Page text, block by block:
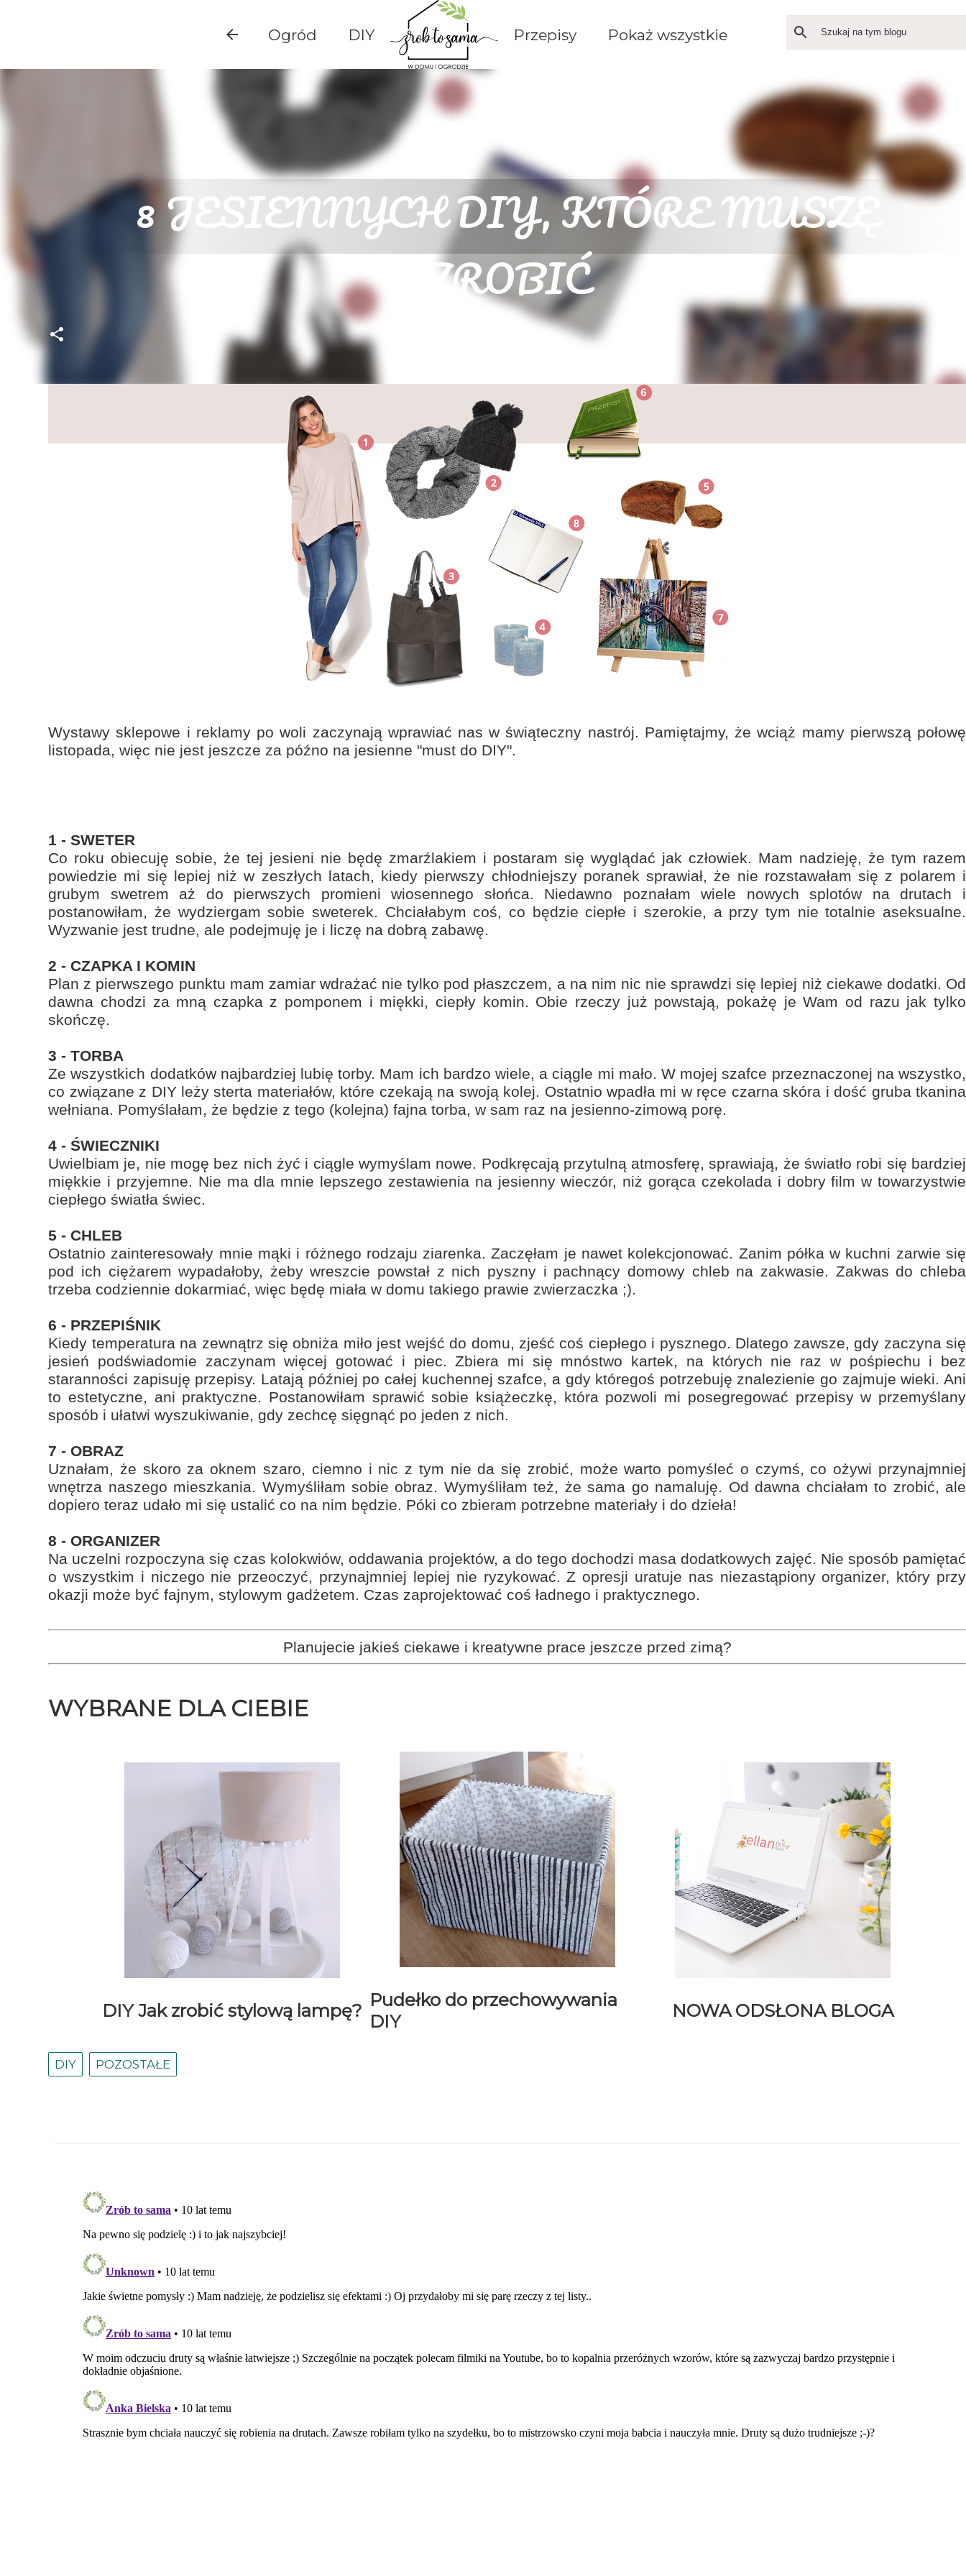
Przejdź do głównej zawartości
Ogród
DIY Przepisy Pokaż wszystkie
8 JESIENNYCH DIY, KTÓRE MUSZĘ
ZROBIĆ
Wystawy sklepowe i reklamy po woli zaczynają wprawiać nas w świąteczny nastrój. Pamiętajmy, że wciąż mamy pierwszą połowę
listopada, więc nie jest jeszcze za późno na jesienne "must do DIY".
1 - SWETER
Co roku obiecuję sobie, że tej jesieni nie będę zmarźlakiem i postaram się wyglądać jak człowiek. Mam nadzieję, że tym razem
powiedzie mi się lepiej niż w zeszłych latach, kiedy pierwszy chłodniejszy poranek sprawiał, że nie rozstawałam się z polarem i
grubym swetrem aż do pierwszych promieni wiosennego słońca. Niedawno poznałam wiele nowych splotów na drutach i
postanowiłam, że wydziergam sobie sweterek. Chciałabym coś, co będzie ciepłe i szerokie, a przy tym nie totalnie aseksualne.
Wyzwanie jest trudne, ale podejmuję je i liczę na dobrą zabawę.
2 - CZAPKA I KOMIN
Plan z pierwszego punktu mam zamiar wdrażać nie tylko pod płaszczem, a na nim nic nie sprawdzi się lepiej niż ciekawe dodatki. Od
dawna chodzi za mną czapka z pomponem i miękki, ciepły komin. Obie rzeczy już powstają, pokażę je Wam od razu jak tylko
skończę.
3 - TORBA
Ze wszystkich dodatków najbardziej lubię torby. Mam ich bardzo wiele, a ciągle mi mało. W mojej szafce przeznaczonej na wszystko,
co związane z DIY leży sterta materiałów, które czekają na swoją kolej. Ostatnio wpadła mi w ręce czarna skóra i dość gruba tkanina
wełniana. Pomyślałam, że będzie z tego (kolejna) fajna torba, w sam raz na jesienno-zimową porę.
4 - ŚWIECZNIKI
Uwielbiam je, nie mogę bez nich żyć i ciągle wymyślam nowe. Podkręcają przytulną atmosferę, sprawiają, że światło robi się bardziej
miękkie i przyjemne. Nie ma dla mnie lepszego zestawienia na jesienny wieczór, niżgorąca czekoladai dobry film w towarzystwie
ciepłego światła świec.
5 - CHLEB
Ostatnio zainteresowały mnie mąki i różnego rodzaju ziarenka. Zaczęłam je nawet kolekcjonować. Zanim półka w kuchni zarwie się
pod ich ciężarem wypadałoby, żeby wreszcie powstał z nich pyszny i pachnący domowy chleb na zakwasie. Zakwas do chleba
trzeba codziennie dokarmiać, więc będę miała w domu takiego prawie zwierzaczka ;).
6 - PRZEPIŚNIK
Kiedy temperatura na zewnątrz się obniża miło jest wejść do domu, zjeść coś ciepłego i pysznego. Dlatego zawsze, gdy zaczyna się
jesień podświadomie zaczynam więcej gotować i piec. Zbiera mi się mnóstwo kartek, na których nie raz w pośpiechu i bez
staranności zapisuję przepisy. Latają później po całej kuchennej szafce, a gdy któregoś potrzebuję znalezienie go zajmuje wieki. Ani
to estetyczne, ani praktyczne. Postanowiłam sprawić sobie książeczkę, która pozwoli mi posegregować przepisy w przemyślany
sposób i ułatwi wyszukiwanie, gdy zechcę sięgnąć po jeden z nich.
7 - OBRAZ
Uznałam, że skoro za oknem szaro, ciemno i nic z tym nie da się zrobić, może warto pomyśleć o czymś, co ożywi przynajmniej
wnętrza naszego mieszkania. Wymyśliłam sobie obraz. Wymyśliłam też, że sama go namaluję. Od dawna chciałam to zrobić, ale
dopiero teraz udało mi się ustalić co na nim będzie. Póki co zbieram potrzebne materiały i do dzieła!
8 - ORGANIZER
Na uczelni rozpoczyna się czas kolokwiów, oddawania projektów, a do tego dochodzi masa dodatkowych zajęć. Nie sposób pamiętać
o wszystkim i niczego nie przeoczyć, przynajmniej lepiej nie ryzykować. Z opresji uratuje nas niezastąpiony organizer, który przy
okazji może być fajnym, stylowym gadżetem. Czas zaprojektować coś ładnego i praktycznego.
Planujecie jakieś ciekawe i kreatywne prace jeszcze przed zimą?
WYBRANE DLA CIEBIE
DIY Jak zrobić stylową lampę? Pudełko do przechowywania
DIY
NOWA ODSŁONA BLOGA
DIY POZOSTAŁE